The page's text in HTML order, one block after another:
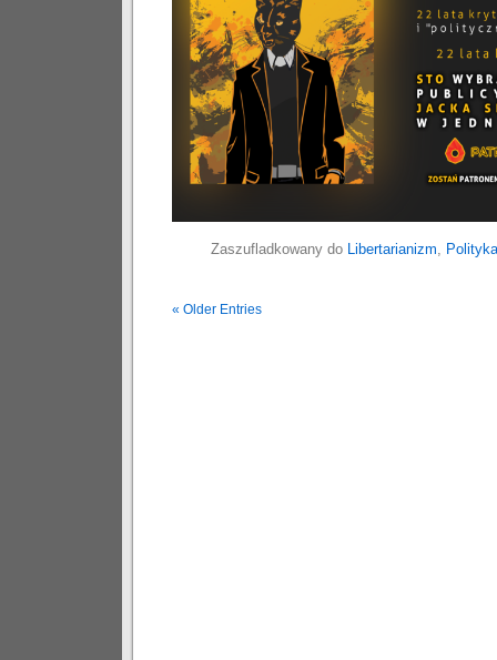
Zaszufladkowany do Libertarianizm, Polityka
« Older Entries